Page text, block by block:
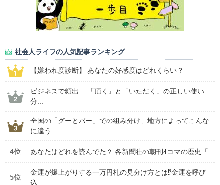
社会人ライフの人気記事ランキング
【嫌われ度診断】 あなたの好感度はどれくらい？
ビジネスで頻出！ 「頂く」と「いただく」の正しい使い
分...
全国の「グーとパー」での組み分け、地方によってこんな
に違う
4位 あなたはどれを読んでた？ 各新聞社の朝刊4コマの歴史「...
5位
金運が爆上がりする一万円札の見分け方とは⁉金運を呼び
込...